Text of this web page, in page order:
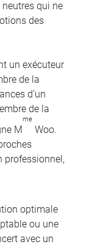
qui ne
des
un exécuteur
de la
d’un
de la
M
me
Woo.
professionnel,
optimale
ou une
avec un